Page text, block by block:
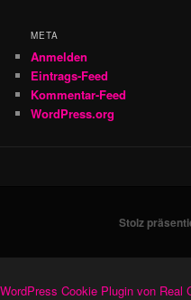
META
Anmelden
Eintrags-Feed
Kommentar-Feed
WordPress.org
Stolz
WordPress Cookie Plugin von Real